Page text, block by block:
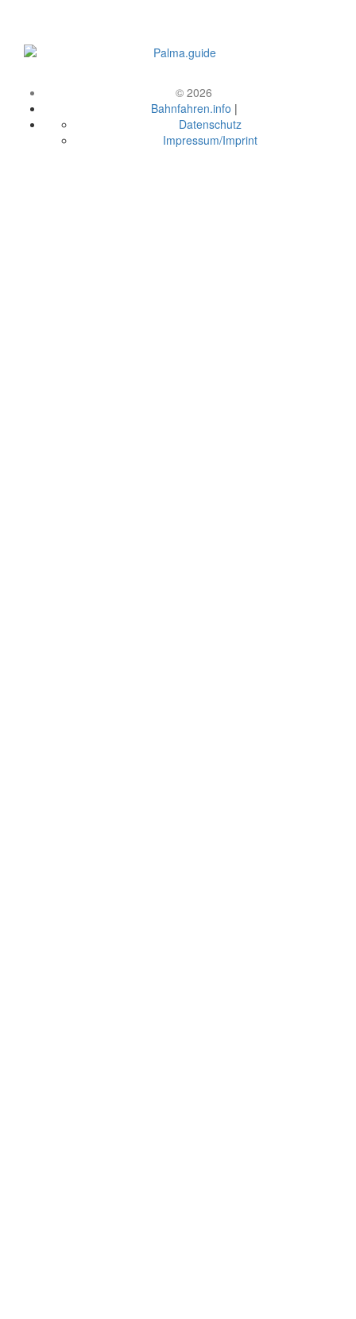
© 2026
Bahnfahren.info |
Datenschutz
Impressum/Imprint